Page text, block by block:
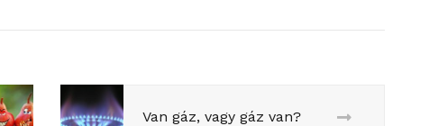
Van gáz, vagy gáz van?